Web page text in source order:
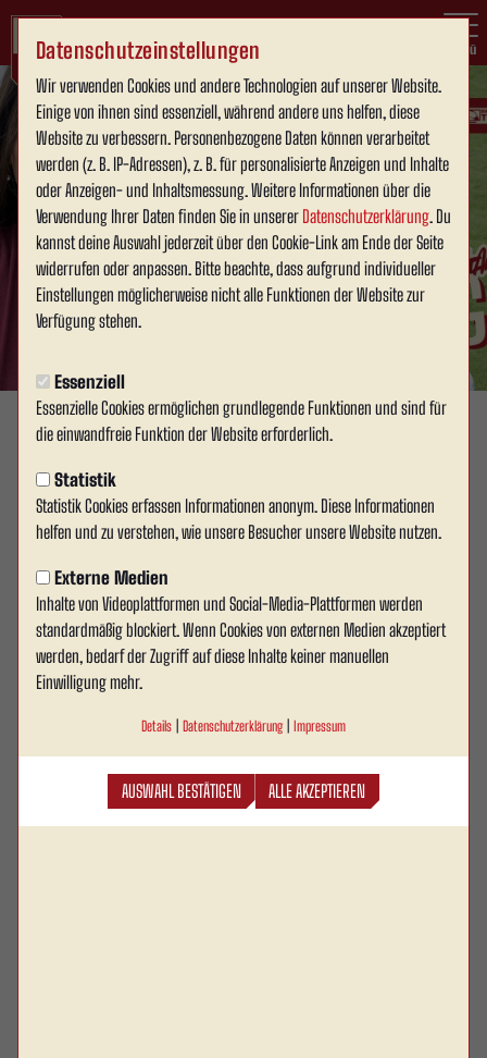
Datenschutzeinstellungen
Wir verwenden Cookies und andere Technologien auf unserer Website.
Einige von ihnen sind essenziell, während andere uns helfen, diese
Website zu verbessern. Personenbezogene Daten können verarbeitet
werden (z. B. IP-Adressen), z. B. für personalisierte Anzeigen und Inhalte
oder Anzeigen- und Inhaltsmessung. Weitere Informationen über die
Verwendung Ihrer Daten finden Sie in unserer Datenschutzerklärung. Du
kannst deine Auswahl jederzeit über den Cookie-Link am Ende der Seite
widerrufen oder anpassen. Bitte beachte, dass aufgrund individueller
Einstellungen möglicherweise nicht alle Funktionen der Website zur
Verfügung stehen.
Essenziell
Essenzielle Cookies ermöglichen grundlegende Funktionen und sind für
die einwandfreie Funktion der Website erforderlich.
Statistik
Statistik Cookies erfassen Informationen anonym. Diese Informationen
helfen und zu verstehen, wie unsere Besucher unsere Website nutzen.
Externe Medien
Inhalte von Videoplattformen und Social-Media-Plattformen werden
standardmäßig blockiert. Wenn Cookies von externen Medien akzeptiert
werden, bedarf der Zugriff auf diese Inhalte keiner manuellen
Einwilligung mehr.
Details Datenschutzerklärung Impressum
AUSWAHL BESTÄTIGEN ALLE AKZEPTIEREN
Menü
RWA.TV - INSIGHTS
Freitag, 18.07.2025 14:52 Uhr
VLOG mit Lale | Euro Creators
VLOG mit Lale - Euro Creators Game 2025
Das Video wird erst nach dem Klick von YouTube geladen und
abgespielt. Dazu baut dein Browser eine direkte Verbindung
zu den YouTube-Servern auf. Mehr Informationen kannst du
VIDEO LADEN